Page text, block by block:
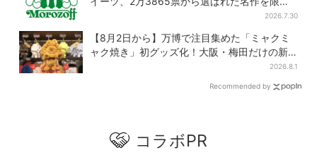
2026.7.30
【8月2日から】万博で注目集めた「ミャクミ
ャク焼き」初グッズ化！大阪・梅田だけの新
2026.8.1
Recommended by
コラボPR